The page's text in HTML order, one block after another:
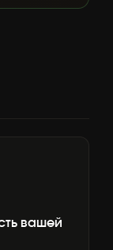
вашей